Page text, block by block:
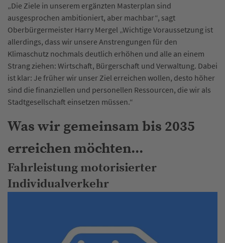
„Die Ziele in unserem ergänzten Masterplan sind
ausgesprochen ambitioniert, aber machbar“, sagt
Oberbürgermeister Harry Mergel „Wichtige Voraussetzung ist
allerdings, dass wir unsere Anstrengungen für den
Klimaschutz nochmals deutlich erhöhen und alle an einem
Strang ziehen: Wirtschaft, Bürgerschaft und Verwaltung. Dabei
ist klar: Je früher wir unser Ziel erreichen wollen, desto höher
sind die finanziellen und personellen Ressourcen, die wir als
Stadtgesellschaft einsetzen müssen.“
Was wir gemeinsam bis 2035
erreichen möchten...
Fahrleistung motorisierter
Individualverkehr